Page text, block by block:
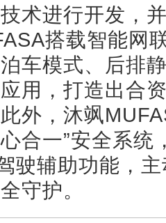
术进行开发，
搭载智能网
车模式、后排
用，打造出合
外，沐飒
合一”安全系统
驶辅助功能，
守护。